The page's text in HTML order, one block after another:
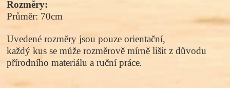
Rozměry:
Průměr: 70cm
Uvedené rozměry jsou pouze orientační,
každý kus se může rozměrově mírně lišit z důvodu
přírodního materiálu a ruční práce.